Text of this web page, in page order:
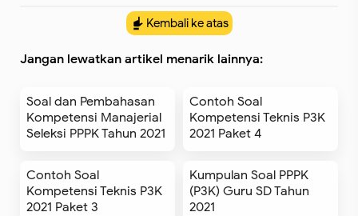
Kembali ke atas
Jangan lewatkan artikel menarik lainnya:
Soal dan Pembahasan
Kompetensi Manajerial
Seleksi PPPK Tahun 2021
Contoh Soal
Kompetensi Teknis P3K
2021 Paket 4
Contoh Soal
Kompetensi Teknis P3K
2021 Paket 3
Kumpulan Soal PPPK
(P3K) Guru SD Tahun
2021